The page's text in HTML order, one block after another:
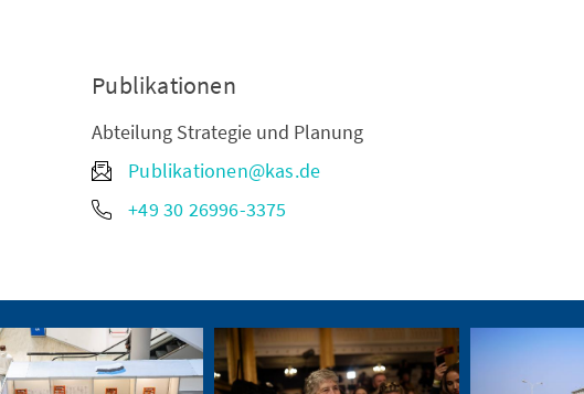
Publikationen
Abteilung Strategie und Planung
Publikationen@kas.de
+49 30 26996-3375